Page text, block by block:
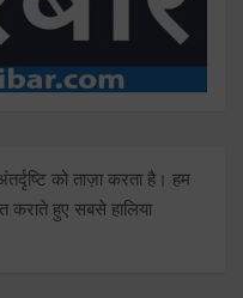
को ताज़ा करता है। हम
हुए सबसे हालिया